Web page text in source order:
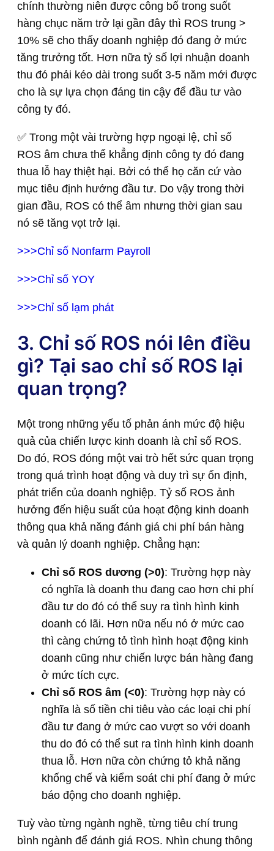
chính thường niên được công bố trong suốt
hàng chục năm trở lại gần đây thì ROS trung >
10% sẽ cho thấy doanh nghiệp đó đang ở mức
tăng trưởng tốt. Hơn nữa tỷ số lợi nhuận doanh
thu đó phải kéo dài trong suốt 3-5 năm mới được
cho là sự lựa chọn đáng tin cậy để đầu tư vào
công ty đó.
✅ Trong một vài trường hợp ngoại lệ, chỉ số
ROS âm chưa thể khẳng định công ty đó đang
thua lỗ hay thiệt hại. Bởi có thể họ căn cứ vào
mục tiêu định hướng đầu tư. Do vậy trong thời
gian đầu, ROS có thể âm nhưng thời gian sau
nó sẽ tăng vọt trở lại.
>>>Chỉ số Nonfarm Payroll
>>>Chỉ số YOY
>>>Chỉ số lạm phát
3. Chỉ số ROS nói lên điều
gì? Tại sao chỉ số ROS lại
quan trọng?
Một trong những yếu tố phản ánh mức độ hiệu
quả của chiến lược kinh doanh là chỉ số ROS.
Do đó, ROS đóng một vai trò hết sức quan trọng
trong quá trình hoạt động và duy trì sự ổn định,
phát triển của doanh nghiệp. Tỷ số ROS ảnh
hưởng đến hiệu suất của hoạt động kinh doanh
thông qua khả năng đánh giá chi phí bán hàng
và quản lý doanh nghiệp. Chẳng hạn:
Chỉ số ROS dương (>0): Trường hợp này
có nghĩa là doanh thu đang cao hơn chi phí
đầu tư do đó có thể suy ra tình hình kinh
doanh có lãi. Hơn nữa nếu nó ở mức cao
thì càng chứng tỏ tình hình hoạt động kinh
doanh cũng như chiến lược bán hàng đang
ở mức tích cực.
Chỉ số ROS âm (<0): Trường hợp này có
nghĩa là số tiền chi tiêu vào các loại chi phí
đầu tư đang ở mức cao vượt so với doanh
thu do đó có thể sut ra tình hình kinh doanh
thua lỗ. Hơn nữa còn chứng tỏ khả năng
khống chế và kiểm soát chi phí đang ở mức
báo động cho doanh nghiệp.
Tuỳ vào từng ngành nghề, từng tiêu chí trung
bình ngành để đánh giá ROS. Nhìn chung thông